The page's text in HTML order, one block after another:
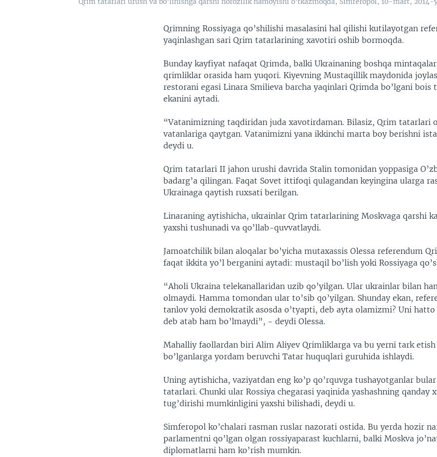
Qrimning Rossiyaga qo’shilishi masalasini hal qilishi kutilayotgan
yaqinlashgan sari Qrim tatarlarining xavotiri oshib bormoqda.
Bunday kayfiyat nafaqat Qrimda, balki Ukrainaning boshqa
qrimliklar orasida ham yuqori. Kiyevning Mustaqillik maydonida
restorani egasi Linara Smilieva barcha yaqinlari Qrimda bo’lgani bois
ekanini aytadi.
“Vatanimizning taqdiridan juda xavotirdaman. Bilasiz, Qrim tatarlari
vatanlariga qaytgan. Vatanimizni yana ikkinchi marta boy berishni
deydi u.
Qrim tatarlari II jahon urushi davrida Stalin tomonidan yoppasiga
badarg’a qilingan. Faqat Sovet ittifoqi qulagandan keyingina ularga
Ukrainaga qaytish ruxsati berilgan.
Linaraning aytishicha, ukrainlar Qrim tatarlarining Moskvaga qarshi
yaxshi tushunadi va qo’llab-quvvatlaydi.
Jamoatchilik bilan aloqalar bo’yicha mutaxassis Olessa referendum
faqat ikkita yo’l berganini aytadi: mustaqil bo’lish yoki Rossiyaga
“Aholi Ukraina telekanallaridan uzib qo’yilgan. Ular ukrainlar bilan
olmaydi. Hamma tomondan ular to’sib qo’yilgan. Shunday ekan,
tanlov yoki demokratik asosda o’tyapti, deb ayta olamizmi? Uni
deb atab ham bo’lmaydi”, - deydi Olessa.
Mahalliy faollardan biri Alim Aliyev Qrimliklarga va bu yerni tark
bo’lganlarga yordam beruvchi Tatar huquqlari guruhida ishlaydi.
Uning aytishicha, vaziyatdan eng ko’p qo’rquvga tushayotganlar
tatarlari. Chunki ular Rossiya chegarasi yaqinida yashashning qanday
tug’dirishi mumkinligini yaxshi bilishadi, deydi u.
Simferopol ko’chalari rasman ruslar nazorati ostida. Bu yerda hozir
parlamentni qo’lgan olgan rossiyaparast kuchlarni, balki Moskva
diplomatlarni ham ko’rish mumkin.